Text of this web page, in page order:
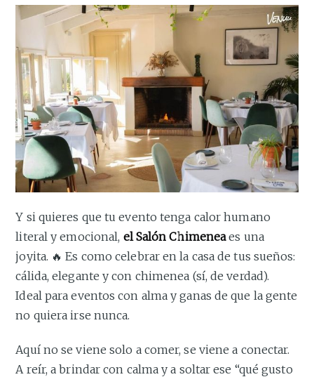
Y si quieres que tu evento tenga calor humano
literal y emocional, el Salón Chimeneaes una
joyita. 🔥 Es como celebrar en la casa de tus sueños:
cálida, elegante y con chimenea (sí, de verdad).
Ideal para eventos con alma y ganas de que la gente
no quiera irse nunca.
Aquí no se viene solo a comer, se viene a conectar.
A reír, a brindar con calma y a soltar ese “qué gusto